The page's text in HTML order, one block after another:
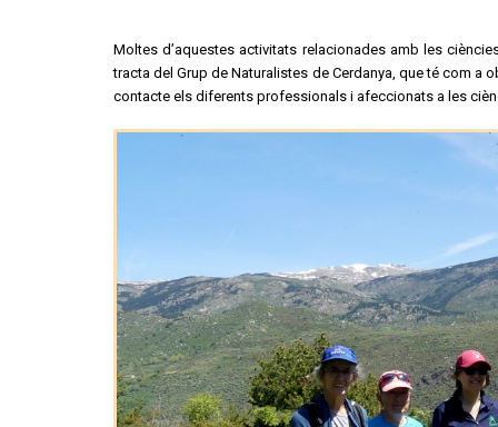
Moltes d’aquestes activitats relacionades amb les
tracta del Grup de Naturalistes de Cerdanya, que té com a
contacte els diferents professionals i afeccionats a les